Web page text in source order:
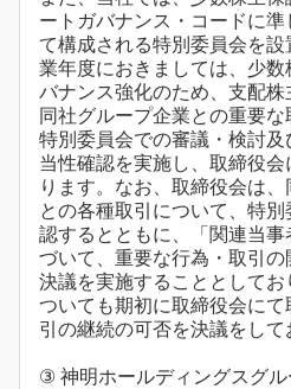
ートガバナンス・コードに
て構成される特別委員会を
業年度におきましては、少
バナンス強化のため、支配株
同社グループ企業との重要な
特別委員会での審議・検討
当性確認を実施し、取締役
ります。なお、取締役会は
との各種取引について、特
認するとともに、「関連当
づいて、重要な行為・取引
決議を実施することとして
ついても期初に取締役会に
引の継続の可否を決議をして
③ 神明ホールディングスグ